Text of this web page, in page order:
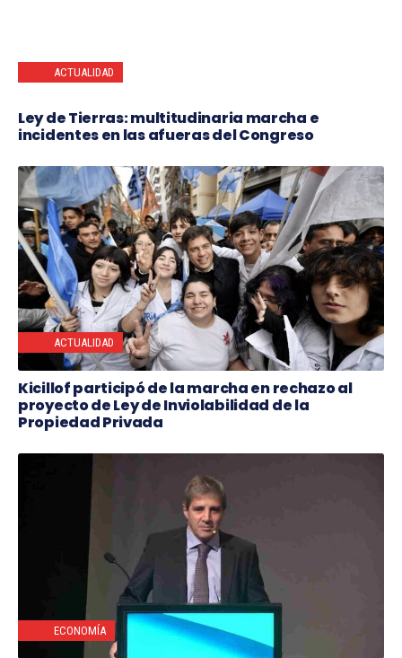
ACTUALIDAD
Ley de Tierras: multitudinaria marcha e
incidentes en las afueras del Congreso
ACTUALIDAD
Kicillof participó de la marcha en rechazo al
proyecto de Ley de Inviolabilidad de la
Propiedad Privada
ECONOMÍA